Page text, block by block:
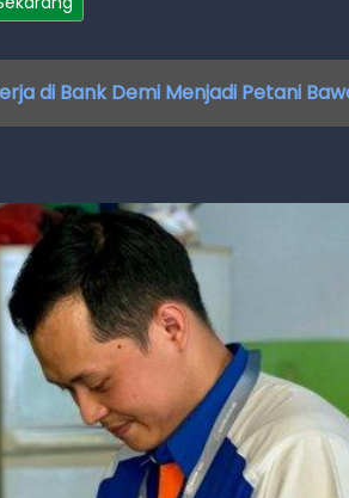
di Bank Demi Menjadi Petani